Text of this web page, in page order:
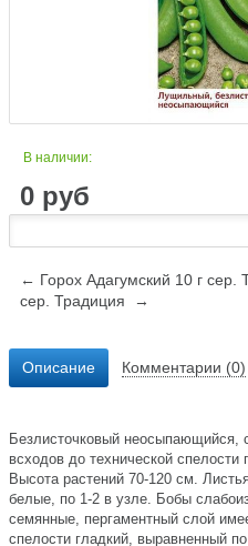
В наличии:
0 руб
← Горох Адагумский 10 г сер.
сер. Традиция →
Описание Комментарии (0)
Безлисточковый неосыпающийся,
всходов до технической
Высота растений 70-120 см.
белые, по 1-2 в узле. Бобы
семянные, пергаментный слой
спелости гладкий, выравненный